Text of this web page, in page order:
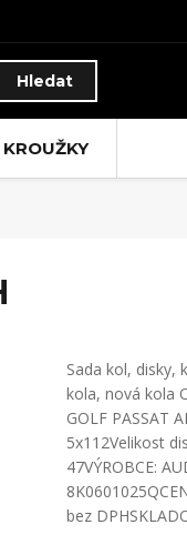
Hledat
Sada kol, disky,
kola, nová kola
GOLF PASSAT
5x112Velikost
47VÝROBCE:
bez